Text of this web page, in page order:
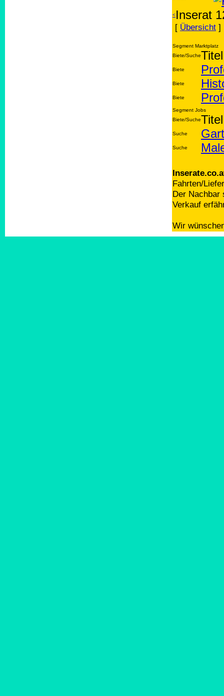
<Inserat
[ Übersicht
Segment Marktplatz
Biete/SucheTitel
Biete
Biete
Biete
Segment Jobs
Biete/SucheTitel
Suche
Suche
Fahrten/
Der Nachbar
Verkauf
Wir